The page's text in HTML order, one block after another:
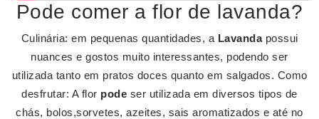
Pode comer a flor de lavanda?
Culinária: em pequenas quantidades, a Lavandapossui
nuances e gostos muito interessantes, podendo ser
utilizada tanto em pratos doces quanto em salgados. Como
desfrutar: A flor pode ser utilizada em diversos tipos de
chás, bolos,sorvetes, azeites, sais aromatizados e até no